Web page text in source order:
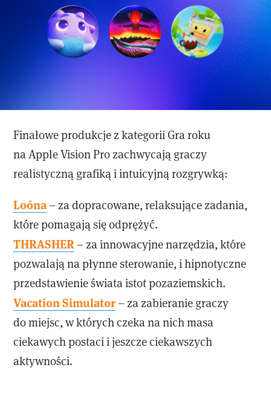
Finałowe produkcje z kategorii Gra roku
na Apple Vision Pro zachwycają graczy
realistyczną grafiką i intuicyjną rozgrywką:
Loóna – za dopracowane, relaksujące zadania,
które pomagają się odprężyć.
THRASHER – za innowacyjne narzędzia, które
pozwalają na płynne sterowanie, i hipnotyczne
przedstawienie świata istot pozaziemskich.
Vacation Simulator – za zabieranie graczy
do miejsc, w których czeka na nich masa
ciekawych postaci i jeszcze ciekawszych
aktywności.